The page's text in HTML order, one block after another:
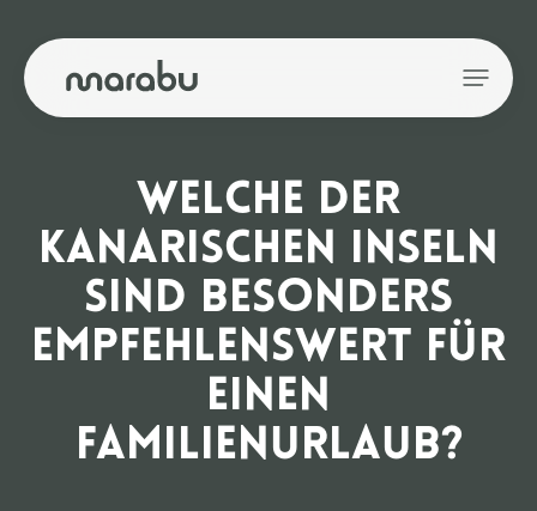
WELCHE DER
KANARISCHEN INSELN
SIND BESONDERS
EMPFEHLENSWERT FÜR
EINEN
FAMILIENURLAUB?